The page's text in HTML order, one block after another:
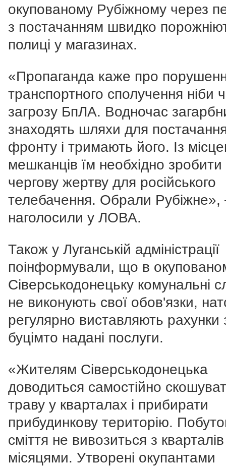
окупованому Рубіжному через
з постачанням швидко
полиці у магазинах.
«Пропаганда каже про
транспортного сполучення ніби
загрозу БпЛА. Водночас
знаходять шляхи для
фронту і тримають його. Із
мешканців їм необхідно зробити
чергову жертву для російського
телебачення. Обрали Рубіжне»,
наголосили у ЛОВА.
Також у Луганській адміністрації
поінформували, що в
Сіверськодонецьку комунальні
не виконують свої обов'язки,
регулярно виставляють рахунки
буцімто надані послуги.
«Жителям Сіверськодонецька
доводиться самостійно
траву у кварталах і прибирати
прибудинкову територію.
сміття не вивозиться з кварталів
місяцями. Утворені окупантами